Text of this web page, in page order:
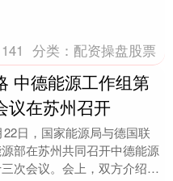
141 分类： 配资操盘股票
中德能源工作组第
议在苏州召开
22日，国家能源局与德国联
部在苏州共同召开中德能源
次会议。会上，双方介绍了